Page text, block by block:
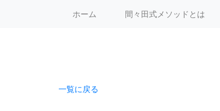
間々田 佳子
ホーム 間々田式メソッドとは
一覧に戻る